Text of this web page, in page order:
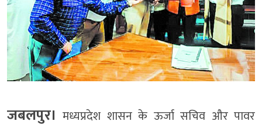
जबलपुर। मध्यप्रदेश शासन के ऊर्जा सचिव और पावर